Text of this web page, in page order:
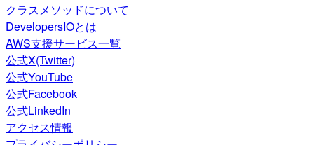
クラスメソッドについて
DevelopersIOとは
AWS支援サービス一覧
公式X(Twitter)
公式YouTube
公式Facebook
公式LinkedIn
アクセス情報